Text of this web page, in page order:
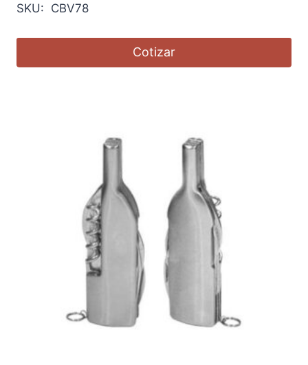
SKU: CBV78
Cotizar